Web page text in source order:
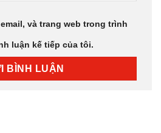
và trang web trong trình
luận kế tiếp của tôi.